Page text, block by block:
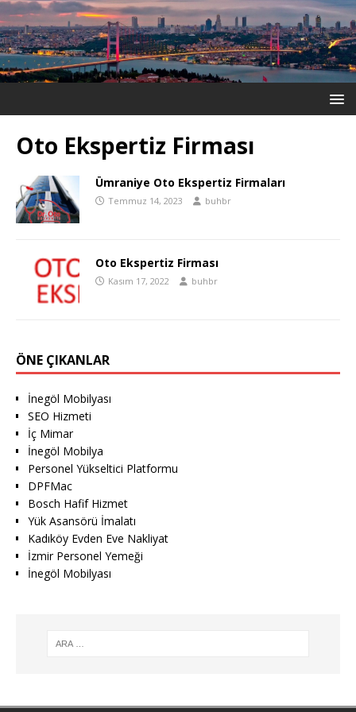
Oto Ekspertiz Firması
Ümraniye Oto Ekspertiz Firmaları
Temmuz 14, 2023 buhbr
Oto Ekspertiz Firması
Kasım 17, 2022 buhbr
ÖNE ÇIKANLAR
İnegöl Mobilyası
SEO Hizmeti
İç Mimar
İnegöl Mobilya
Personel Yükseltici Platformu
DPFMac
Bosch Hafif Hizmet
Yük Asansörü İmalatı
Kadıköy Evden Eve Nakliyat
İzmir Personel Yemeği
İnegöl Mobilyası